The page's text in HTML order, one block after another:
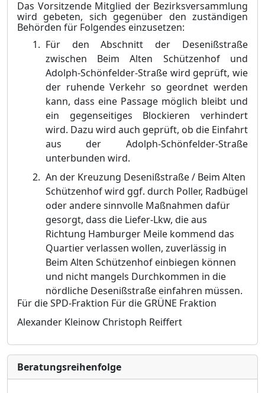
Das Vorsitzende Mitglied der Bezirksversammlung
wird gebeten, sich gegenüber den zuständigen
Behörden für Folgendes einzusetzen:
Für den Abschnitt der Desenißstraße
zwischen Beim Alten Schützenhof und
Adolph-Schönfelder-Straße wird geprüft, wie
der ruhende Verkehr so geordnet werden
kann, dass eine Passage möglich bleibt und
ein gegenseitiges Blockieren verhindert
wird. Dazu wird auch geprüft, ob die Einfahrt
aus der Adolph-Schönfelder-Straße
unterbunden wird.
An der Kreuzung Desenißstraße / Beim Alten
Schützenhof wird ggf. durch Poller, Radbügel
oder andere sinnvolle Maßnahmen dafür
gesorgt, dass die Liefer-Lkw, die aus
Richtung Hamburger Meile kommend das
Quartier verlassen wollen, zuverlässig in
Beim Alten Schützenhof einbiegen können
und nicht mangels Durchkommen in die
nördliche Desenißstraße einfahren müssen.
Für die SPD-Fraktion Für die GRÜNE Fraktion
Alexander Kleinow Christoph Reiffert
Bera­tungs­reihen­folge